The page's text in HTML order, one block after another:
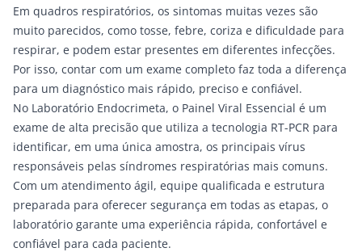
Em quadros respiratórios, os sintomas muitas vezes são
muito parecidos, como tosse, febre, coriza e dificuldade para
respirar, e podem estar presentes em diferentes infecções.
Por isso, contar com um exame completo faz toda a diferença
para um diagnóstico mais rápido, preciso e confiável.
No Laboratório Endocrimeta, o Painel Viral Essencial é um
exame de alta precisão que utiliza a tecnologia RT-PCR para
identificar, em uma única amostra, os principais vírus
responsáveis pelas síndromes respiratórias mais comuns.
Com um atendimento ágil, equipe qualificada e estrutura
preparada para oferecer segurança em todas as etapas, o
laboratório garante uma experiência rápida, confortável e
confiável para cada paciente.